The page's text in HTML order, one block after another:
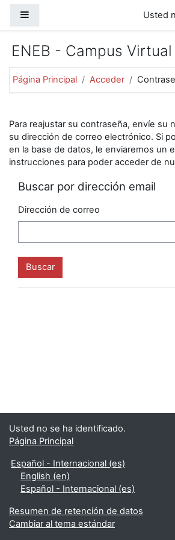
Usted
ENEB - Campus Virtual
Página Principal Acceder
Para reajustar su contraseña, envíe su
su dirección de correo electrónico. Si
en la base de datos, le enviaremos un
instrucciones para poder acceder de
Buscar por dirección email
Dirección de correo
Usted no se ha identificado.
Página Principal
Español - Internacional ‎(es)‎
English ‎(en)‎
Español - Internacional ‎(es)‎
Resumen de retención de datos
Cambiar al tema estándar